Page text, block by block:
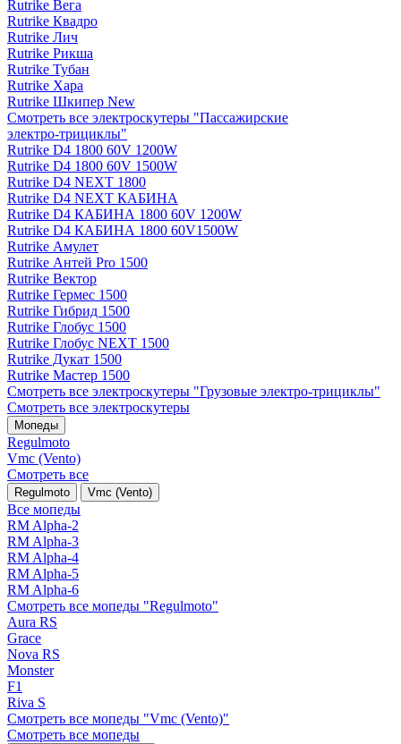
Rutrike Вега
Rutrike Квадро
Rutrike Лич
Rutrike Рикша
Rutrike Тубан
Rutrike Хара
Rutrike Шкипер New
Смотреть все электро­скутеры "Пассажирские
электро‑трициклы"
Rutrike D4 1800 60V 1200W
Rutrike D4 1800 60V 1500W
Rutrike D4 NEXT 1800
Rutrike D4 NEXT КАБИНА
Rutrike D4 КАБИНА 1800 60V 1200W
Rutrike D4 КАБИНА 1800 60V1500W
Rutrike Амулет
Rutrike Антей Pro 1500
Rutrike Вектор
Rutrike Гермес 1500
Rutrike Гибрид 1500
Rutrike Глобус 1500
Rutrike Глобус NEXT 1500
Rutrike Дукат 1500
Rutrike Мастер 1500
Смотреть все электро­скутеры "Грузовые электро‑трициклы"
Смотреть все электро­скутеры
Мопеды
Regulmoto
Vmc (Vento)
Смотреть все
Regulmoto Vmc (Vento)
Все мопеды
RM Alpha-2
RM Alpha-3
RM Alpha-4
RM Alpha-5
RM Alpha-6
Смотреть все мопеды "Regulmoto"
Aura RS
Grace
Nova RS
Monster
F1
Riva S
Смотреть все мопеды "Vmc (Vento)"
Смотреть все мопеды